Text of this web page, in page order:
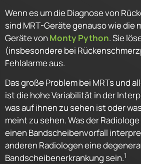
Wenn es um die Diagnose von
sind MRT-Geräte genauso wie die
Geräte von Monty Python. Sie
(insbesondere bei
Fehlalarme aus.
Das große Problem bei MRTs und
ist die hohe Variabilität in der
was auf ihnen zu sehen ist oder
meint zu sehen. Was der
einen Bandscheibenvorfall
anderen Radiologen eine
Bandscheibenerkrankung sein.1